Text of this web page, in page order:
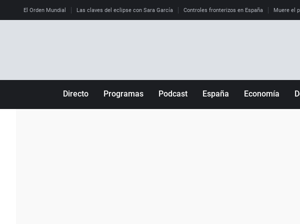
El Orden Mundial Las claves del eclipse con Sara García Controles fronterizos en España Muere el
Directo Programas Podcast España Economía